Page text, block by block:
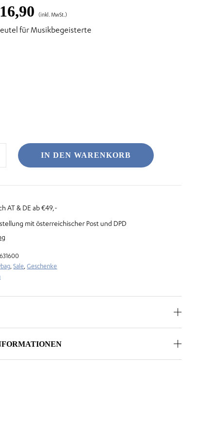
16,90 Preisspanne:
€ 8,45
(inkl. MwSt.)
für Musikbegeisterte
IN DEN WARENKORB
AT & DE ab €49,-
mit österreichischer Post und DPD
,Sale ,Geschenke